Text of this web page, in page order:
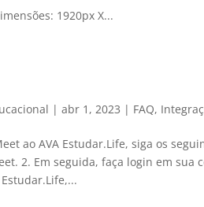
1920px X...
|abr 1, 2023 | FAQ,
ao AVA Estudar.Life, siga os
2. Em seguida, faça login em